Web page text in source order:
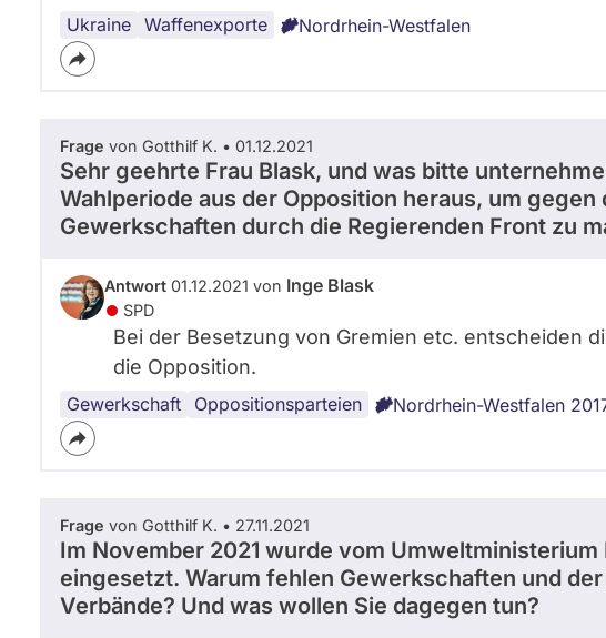
Ukraine Waffenexporte Nordrhein-Westfalen
Frage von Gotthilf K. • 01.12.2021
Sehr geehrte Frau Blask, und was bitte
Wahlperiode aus der Opposition heraus, um
Gewerkschaften durch die Regierenden Front zu
Antwort 01.12.2021 von Inge Blask
SPD
Bei der Besetzung von Gremien etc. entscheiden
die Opposition.
Gewerkschaft Oppositionsparteien Nordrhein-Westfalen
Frage von Gotthilf K. • 27.11.2021
Im November 2021 wurde vom Umweltministerium
eingesetzt. Warum fehlen Gewerkschaften und
Verbände? Und was wollen Sie dagegen tun?